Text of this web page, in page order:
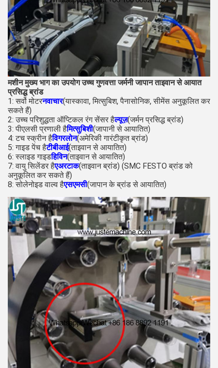
मशीन मुख्य भाग का उपयोग उच्च गुणवत्ता जर्मनी जापान ताइवान से आयात
प्रसिद्ध ब्रांड
1: सर्वो मोटरनवाचार(यास्कावा, मित्सुबिश, पैनासोनिक, सीमेंस अनुकूलित कर
सकते हैं)
2: उच्च परिशुद्धता ऑप्टिकल रंग सेंसर हैल्यूज़(जर्मन प्रसिद्ध ब्रांड)
3: पीएलसी प्रणाली हैमित्सुबिशी(जापानी से आयातित)
4: टच स्क्रीन हैविगरलोन(अमेरिकी गारंटीकृत ब्रांड)
5: गाइड पेंच हैटीबीआई(ताइवान से आयातित)
6: स्लाइड गाइडहिविन(ताइवान से आयातित)
7: वायु सिलेंडर हैएअरटाक(ताइवान ब्रांड) (SMC FESTO ब्रांड को
अनुकूलित कर सकते हैं)
8: सोलेनोइड वाल्व हैएसएमसी(जापान के ब्रांड से आयातित)